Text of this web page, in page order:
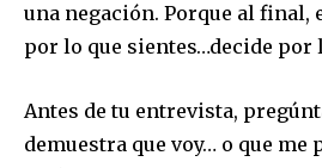
una negación. Porque al final,
por lo que sientes…decide por
Antes de tu entrevista,
demuestra que voy… o que me